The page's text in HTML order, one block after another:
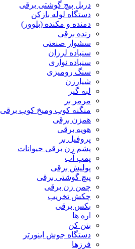
دریل پیچ گوشتی برقی
دستگاه لوله بازکن
دمنده و مکنده (بلوور)
رنده برقی
سشوار صنعتی
سنباده لرزان
سنباده نواری
سنگ رومیزی
شیارزن
لبه گیر
مرمر بر
منگنه کوب ومیخ کوب برقی
همزن برقی
هویه برقی
پروفیل بر
پشم زن برقی حیوانات
پمپ آب
پولیش برقی
پیچ گوشتی برقی
چمن زن برقی
چکش تخریب
بکس برقی
اره ها
بتن کن
دستگاه جوش اینورتر
فرزها